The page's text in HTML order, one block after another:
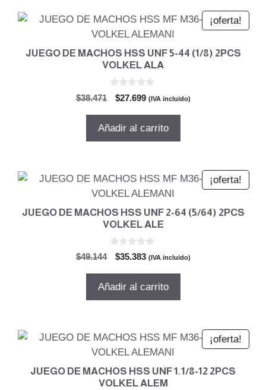
¡oferta!
JUEGO DE MACHOS HSS UNF 5-44 (1/8) 2PCS
VOLKEL ALA
$38.471
El
original
$27.699El
actual
(IVA incluido)
Añadir al carrito
¡oferta!
JUEGO DE MACHOS HSS UNF 2-64 (5/64) 2PCS
VOLKEL ALE
$49.144
El
original
$35.383El
actual
(IVA incluido)
Añadir al carrito
¡oferta!
JUEGO DE MACHOS HSS UNF 1.1/8-12 2PCS
VOLKEL ALEM